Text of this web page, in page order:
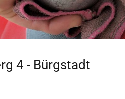
4 - Bürgstadt